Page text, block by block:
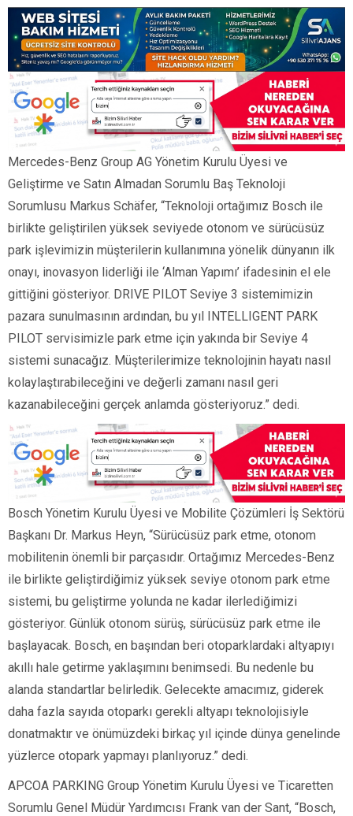
Mercedes-Benz Group AG Yönetim Kurulu Üyesi ve
Geliştirme ve Satın Almadan Sorumlu Baş Teknoloji
Sorumlusu Markus Schäfer, “Teknoloji ortağımız Bosch ile
birlikte geliştirilen yüksek seviyede otonom ve sürücüsüz
park işlevimizin müşterilerin kullanımına yönelik dünyanın ilk
onayı, inovasyon liderliği ile ‘Alman Yapımı’ ifadesinin el ele
gittiğini gösteriyor. DRIVE PILOT Seviye 3 sistemimizin
pazara sunulmasının ardından, bu yıl INTELLIGENT PARK
PILOT servisimizle park etme için yakında bir Seviye 4
sistemi sunacağız. Müşterilerimize teknolojinin hayatı nasıl
kolaylaştırabileceğini ve değerli zamanı nasıl geri
kazanabileceğini gerçek anlamda gösteriyoruz.” dedi.
Bosch Yönetim Kurulu Üyesi ve Mobilite Çözümleri İş Sektörü
Başkanı Dr. Markus Heyn, “Sürücüsüz park etme, otonom
mobilitenin önemli bir parçasıdır. Ortağımız Mercedes-Benz
ile birlikte geliştirdiğimiz yüksek seviye otonom park etme
sistemi, bu geliştirme yolunda ne kadar ilerlediğimizi
gösteriyor. Günlük otonom sürüş, sürücüsüz park etme ile
başlayacak. Bosch, en başından beri otoparklardaki altyapıyı
akıllı hale getirme yaklaşımını benimsedi. Bu nedenle bu
alanda standartlar belirledik. Gelecekte amacımız, giderek
daha fazla sayıda otoparkı gerekli altyapı teknolojisiyle
donatmaktır ve önümüzdeki birkaç yıl içinde dünya genelinde
yüzlerce otopark yapmayı planlıyoruz.” dedi.
APCOA PARKING Group Yönetim Kurulu Üyesi ve Ticaretten
Sorumlu Genel Müdür Yardımcısı Frank van der Sant, “Bosch,